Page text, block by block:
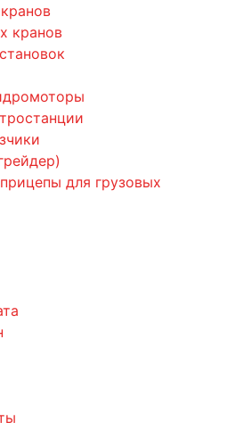
кранов
для грузовых